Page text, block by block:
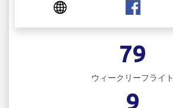
79
ウィークリーフライト
9